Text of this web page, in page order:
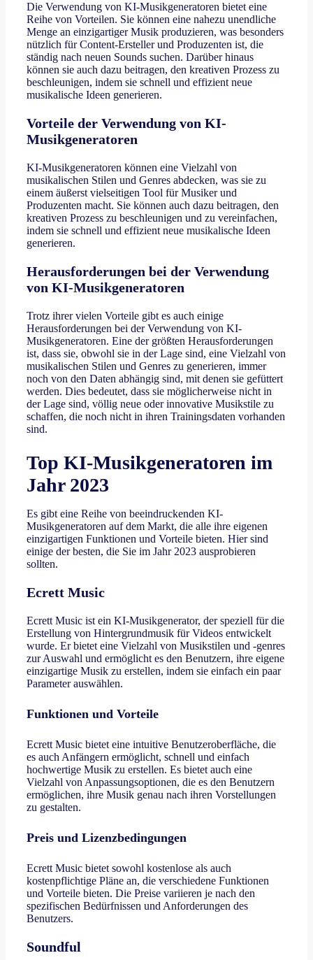
Die Verwendung von KI-Musikgeneratoren bietet eine
Reihe von Vorteilen. Sie können eine nahezu unendliche
Menge an einzigartiger Musik produzieren, was besonders
nützlich für Content-Ersteller und Produzenten ist, die
ständig nach neuen Sounds suchen. Darüber hinaus
können sie auch dazu beitragen, den kreativen Prozess zu
beschleunigen, indem sie schnell und effizient neue
musikalische Ideen generieren.
Vorteile der Verwendung von KI-
Musikgeneratoren
KI-Musikgeneratoren können eine Vielzahl von
musikalischen Stilen und Genres abdecken, was sie zu
einem äußerst vielseitigen Tool für Musiker und
Produzenten macht. Sie können auch dazu beitragen, den
kreativen Prozess zu beschleunigen und zu vereinfachen,
indem sie schnell und effizient neue musikalische Ideen
generieren.
Herausforderungen bei der Verwendung
von KI-Musikgeneratoren
Trotz ihrer vielen Vorteile gibt es auch einige
Herausforderungen bei der Verwendung von KI-
Musikgeneratoren. Eine der größten Herausforderungen
ist, dass sie, obwohl sie in der Lage sind, eine Vielzahl von
musikalischen Stilen und Genres zu generieren, immer
noch von den Daten abhängig sind, mit denen sie gefüttert
werden. Dies bedeutet, dass sie möglicherweise nicht in
der Lage sind, völlig neue oder innovative Musikstile zu
schaffen, die noch nicht in ihren Trainingsdaten vorhanden
sind.
Top KI-Musikgeneratoren im
Jahr 2023
Es gibt eine Reihe von beeindruckenden KI-
Musikgeneratoren auf dem Markt, die alle ihre eigenen
einzigartigen Funktionen und Vorteile bieten. Hier sind
einige der besten, die Sie im Jahr 2023 ausprobieren
sollten.
Ecrett Music
Ecrett Music ist ein KI-Musikgenerator, der speziell für die
Erstellung von Hintergrundmusik für Videos entwickelt
wurde. Er bietet eine Vielzahl von Musikstilen und -genres
zur Auswahl und ermöglicht es den Benutzern, ihre eigene
einzigartige Musik zu erstellen, indem sie einfach ein paar
Parameter auswählen.
Funktionen und Vorteile
Ecrett Music bietet eine intuitive Benutzeroberfläche, die
es auch Anfängern ermöglicht, schnell und einfach
hochwertige Musik zu erstellen. Es bietet auch eine
Vielzahl von Anpassungsoptionen, die es den Benutzern
ermöglichen, ihre Musik genau nach ihren Vorstellungen
zu gestalten.
Preis und Lizenzbedingungen
Ecrett Music bietet sowohl kostenlose als auch
kostenpflichtige Pläne an, die verschiedene Funktionen
und Vorteile bieten. Die Preise variieren je nach den
spezifischen Bedürfnissen und Anforderungen des
Benutzers.
Soundful